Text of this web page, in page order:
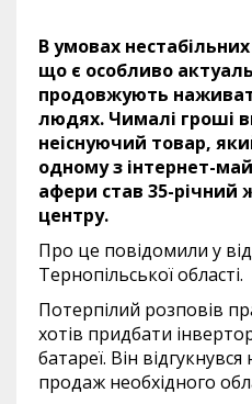
В умовах
що є особливо
продовжують
людях. Чималі гроші
неіснуючий товар,
одному з інтернет-
афери став 35-річний
центру.
Про це повідомили у
Тернопільської області.
Потерпілий розповів
хотів придбати
батареї. Він
продаж необхідного